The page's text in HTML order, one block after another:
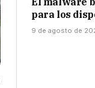
para los
9 de agosto de